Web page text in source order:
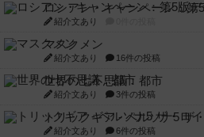
ロシアン・キャンペーン：第
紹介文あり
マスクメン
紹介文あり 16件の投稿
世界の七不思議：都市
紹介文あり 3件の投稿
トリックギア - ペルソナ5 ザ
紹介文あり 6件の投稿